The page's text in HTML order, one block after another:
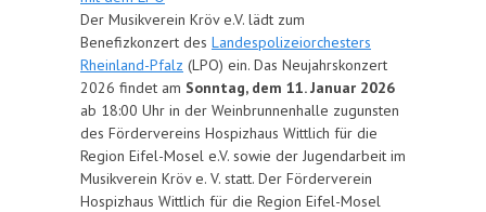
Der Musikverein Kröv e.V. lädt zum
Benefizkonzert des Landespolizeiorchesters
Rheinland-Pfalz (LPO) ein. Das Neujahrskonzert
2026 findet am Sonntag, dem 11. Januar 2026
ab 18:00 Uhr in der Weinbrunnenhalle zugunsten
des Fördervereins Hospizhaus Wittlich für die
Region Eifel-Mosel e.V. sowie der Jugendarbeit im
Musikverein Kröv e. V. statt. Der Förderverein
Hospizhaus Wittlich für die Region Eifel-Mosel